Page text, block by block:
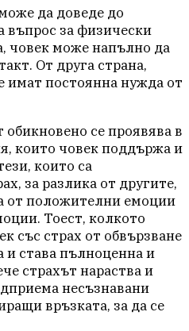
да доведе до
въпрос за физически
човек може напълно да
От друга страна,
имат постоянна нужда от
обикновено се проявява в
които човек поддържа и
които са
за разлика от другите,
от положителни емоции
Тоест, колкото
със страх от обвързване
и става пълноценна и
страхът нараства и
несъзнавани
връзката, за да се